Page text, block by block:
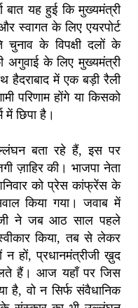
बात यह हुई कि मुख्यमंत्री
स्वागत के लिए एयरपोर्ट
चुनाव के विपक्षी दलों के
अगुवाई के लिए मुख्यमंत्री
हैदराबाद में एक बड़ी रैली
परिणाम होंगे या किसको
में छिपा है।
बता रहे हैं, इस पर
ज़ाहिर की। भाजपा नेता
को प्रेस कांफ्रेंस के
किया गया। जवाब में
ने जब आठ साल पहले
किया, तब से लेकर
न हों, प्रधानमंत्रीजी ख़ुद
हैं। आज यहाँ पर जिस
है, वो न सिर्फ संवैधानिक